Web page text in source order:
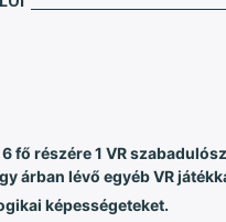
fő részére 1 VR
árban lévő egyéb VR
képességeteket.